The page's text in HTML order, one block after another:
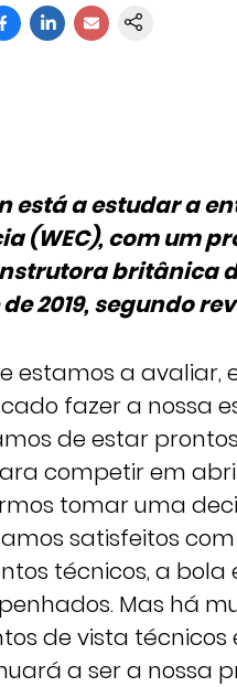
está a estudar a
(WEC), com um
britânica
2019, segundo
estamos a
fazer a nossa
de estar
competir em
tomar uma
satisfeitos
técnicos, a
Mas há
de vista técnicos
a ser a nossa